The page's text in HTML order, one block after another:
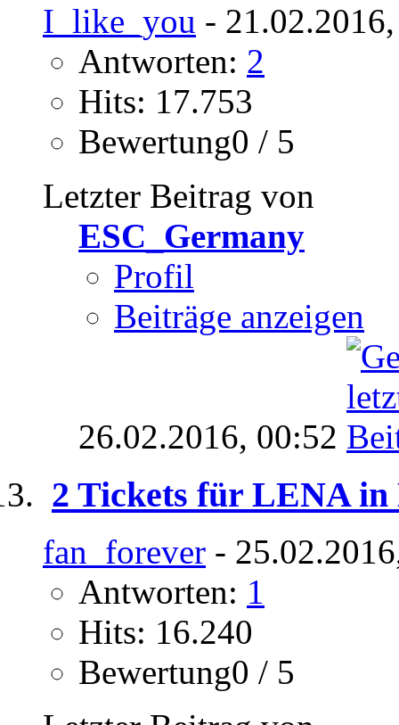
I_like_you -
Antworten: 2
Hits: 17.753
Bewertung0 / 5
Letzter Beitrag von
ESC_Germany
Profil
Beiträge anzeigen
26.02.2016, 00:52
2 Tickets für LENA in
fan_forever -
Antworten: 1
Hits: 16.240
Bewertung0 / 5